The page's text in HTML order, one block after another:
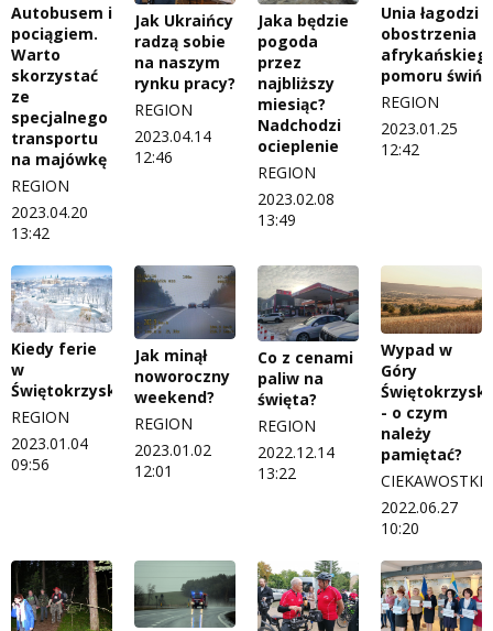
Autobusem i
pociągiem.
Warto
skorzystać
ze
specjalnego
transportu
na majówkę
REGION
2023.04.20
13:42
Jak Ukraińcy
radzą sobie
na naszym
rynku pracy?
REGION
2023.04.14
12:46
Jaka będzie
pogoda
przez
najbliższy
miesiąc?
Nadchodzi
ocieplenie
REGION
2023.02.08
13:49
Unia łagodzi
obostrzenia
pomoru świń
REGION
2023.01.25
12:42
Kiedy ferie
w
Świętokrzyskiem?
REGION
2023.01.04
09:56
Jak minął
noworoczny
weekend?
REGION
2023.01.02
12:01
Co z cenami
paliw na
święta?
REGION
2022.12.14
13:22
Wypad w
Góry
- o czym
należy
pamiętać?
CIEKAWOSTKI
2022.06.27
10:20